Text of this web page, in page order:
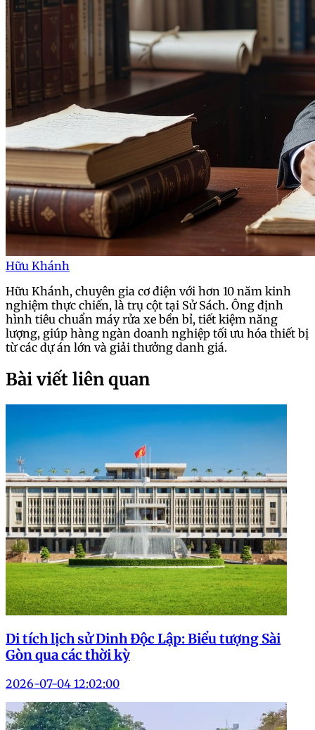
Hữu Khánh
Hữu Khánh, chuyên gia cơ điện với hơn 10 năm kinh
nghiệm thực chiến, là trụ cột tại Sử Sách. Ông định
hình tiêu chuẩn máy rửa xe bền bỉ, tiết kiệm năng
lượng, giúp hàng ngàn doanh nghiệp tối ưu hóa thiết bị
từ các dự án lớn và giải thưởng danh giá.
Bài viết liên quan
Di tích lịch sử Dinh Độc Lập: Biểu tượng Sài
Gòn qua các thời kỳ
2026-07-04 12:02:00